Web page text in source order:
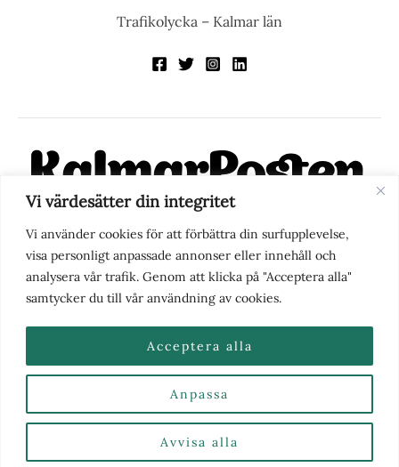
Vi värdesätter din integritet
Vi använder cookies för att förbättra din surfupplevelse,
visa personligt anpassade annonser eller innehåll och
analysera vår trafik. Genom att klicka på "Acceptera alla"
samtycker du till vår användning av cookies.
Anpassa
Avvisa alla
Acceptera alla
Trafikolycka – Kalmar län
KalmarPosten är en modern lokalnyhetstidning på nätet. Med
fokus på Kalmarregionen, men också med blick för det större
perspektivet, vill vi vara din självklara kanal för nyheter,
berättelser och engagemang. KalmarPosten grundades 1988 och
fick nya ägare 2025.
Nyhetstips eller frågor?Kontakta oss
2026 | Kalmarposten.se |Se alla Kategorier & Ämnen
här